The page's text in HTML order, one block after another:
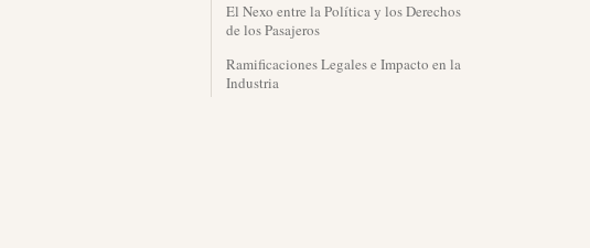
El Nexo entre la Política y los Derechos
de los Pasajeros
Ramificaciones Legales e Impacto en la
Industria